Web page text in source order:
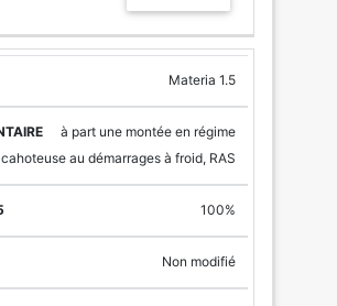
Materia 1.5
à part une montée en régime
cahoteuse au démarrages à froid, RAS
100%
Non modifié